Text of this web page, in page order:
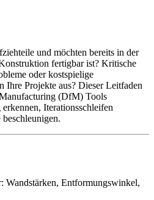
und möchten bereits in der
fertigbar ist? Kritische
oder kostspielige
Ihre Projekte aus? Dieser Leitfaden
(DfM) Tools
Iterationsschleifen
Wandstärken, Entformungswinkel,